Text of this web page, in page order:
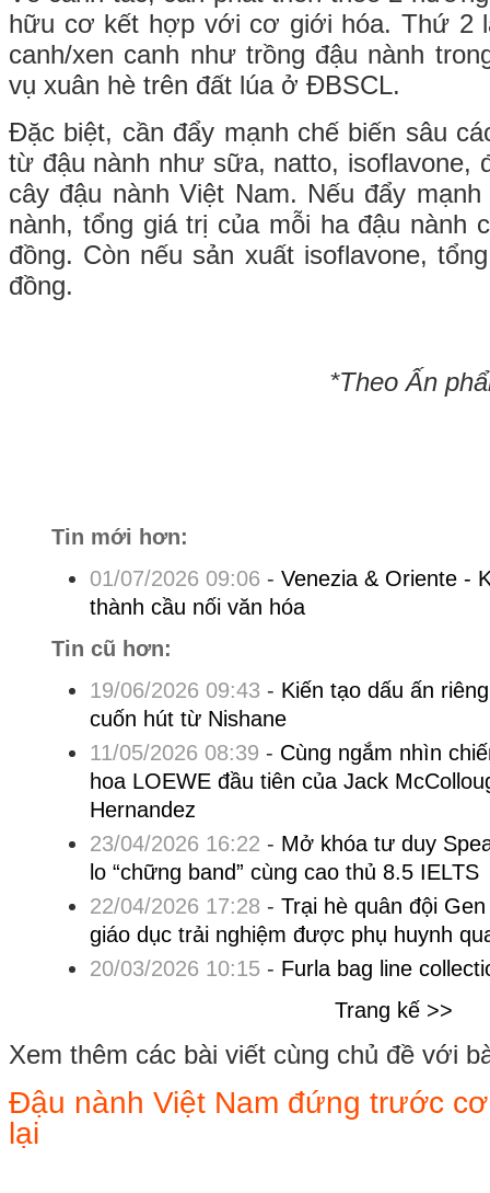
hữu cơ kết hợp với cơ giới hóa. Thứ 2
canh/xen canh như trồng đậu nành
vụ xuân hè trên đất lúa ở ĐBSCL.
Đặc biệt, cần đẩy mạnh chế biến sâu
từ đậu nành như sữa, natto, isoflavone,
cây đậu nành Việt Nam. Nếu đẩy
nành, tổng giá trị của mỗi ha đậu nành
đồng. Còn nếu sản xuất isoflavone,
đồng.
*Theo Ấn
Tin mới hơn:
01/07/2026 09:06 - Venezia & Oriente -
thành cầu nối văn hóa
Tin cũ hơn:
19/06/2026 09:43 - Kiến tạo dấu ấn
cuốn hút từ Nishane
11/05/2026 08:39 - Cùng ngắm nhìn
hoa LOEWE đầu tiên của Jack
Hernandez
23/04/2026 16:22 - Mở khóa tư duy
lo “chững band” cùng cao thủ 8.5 IELTS
22/04/2026 17:28 - Trại hè quân đội
giáo dục trải nghiệm được phụ huynh
20/03/2026 10:15- Furla bag line
Trang kế >>
Xem thêm các bài viết cùng chủ đề với
Đậu nành Việt Nam đứng trước
lại